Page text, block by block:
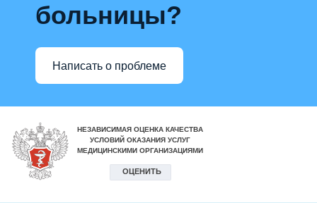
больницы?
Написать о проблеме